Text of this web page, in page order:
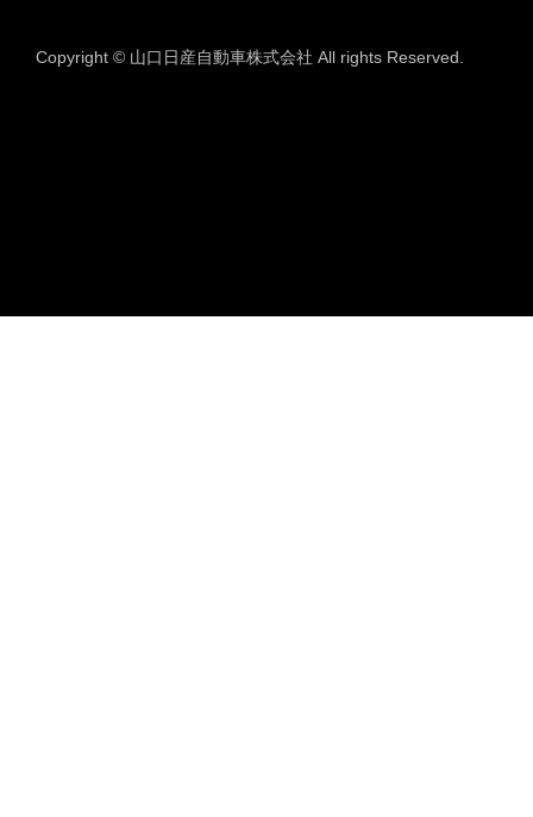
Copyright © 山口日産自動車株式会社 All rights Reserved.